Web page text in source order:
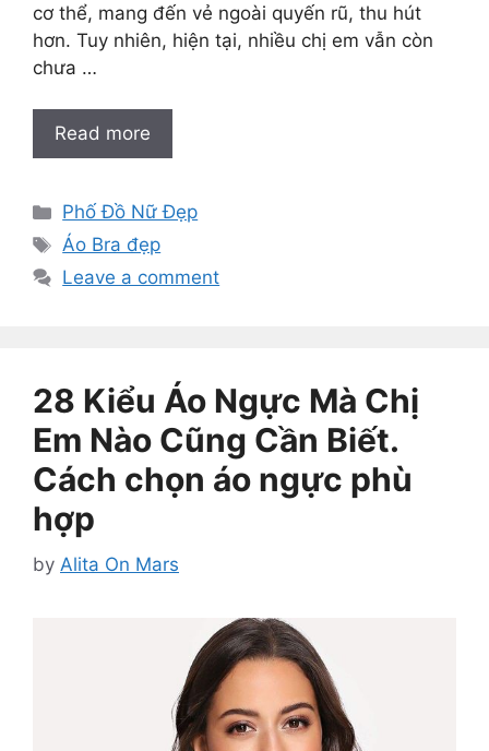
cơ thể, mang đến vẻ ngoài quyến rũ, thu hút
hơn. Tuy nhiên, hiện tại, nhiều chị em vẫn còn
chưa …
Read more
Categories
Phố Đồ Nữ Đẹp
Tags
Áo Bra đẹp
Leave a comment
28 Kiểu Áo Ngực Mà Chị
Em Nào Cũng Cần Biết.
Cách chọn áo ngực phù
hợp
by Alita On Mars